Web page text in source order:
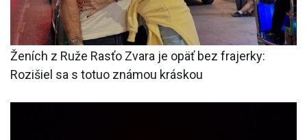
Ženích z Ruže Rasťo Zvara je opäť bez frajerky:
Rozišiel sa s totuo známou kráskou